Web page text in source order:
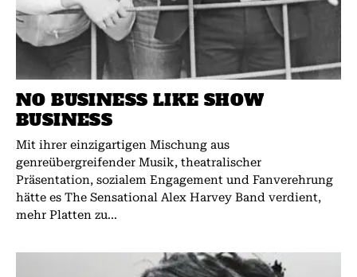
NO BUSINESS LIKE SHOW
BUSINESS
Mit ihrer einzigartigen Mischung aus
genreübergreifender Musik, theatralischer
Präsentation, sozialem Engagement und Fanverehrung
hätte es The Sensational Alex Harvey Band verdient,
mehr Platten zu...